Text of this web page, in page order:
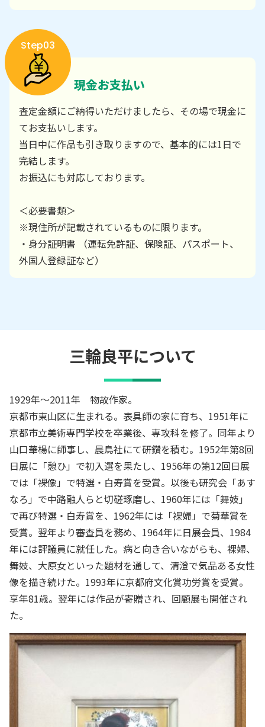
Step03
現金お支払い
査定金額にご納得いただけましたら、その場で現金に
てお支払いします。
当日中に作品も引き取りますので、基本的には1日で
完結します。
お振込にも対応しております。
＜必要書類＞
※現住所が記載されているものに限ります。
・身分証明書 （運転免許証、保険証、パスポート、
外国人登録証など）
三輪良平について
1929年～2011年 物故作家。
京都市東山区に生まれる。表具師の家に育ち、1951年に
京都市立美術専門学校を卒業後、専攻科を修了。同年より
山口華楊に師事し、晨鳥社にて研鑽を積む。1952年第8回
日展に「憩ひ」で初入選を果たし、1956年の第12回日展
では「裸像」で特選・白寿賞を受賞。以後も研究会「あす
なろ」で中路融人らと切磋琢磨し、1960年には「舞妓」
で再び特選・白寿賞を、1962年には「裸婦」で菊華賞を
受賞。翌年より審査員を務め、1964年に日展会員、1984
年には評議員に就任した。病と向き合いながらも、裸婦、
舞妓、大原女といった題材を通して、清澄で気品ある女性
像を描き続けた。1993年に京都府文化賞功労賞を受賞。
享年81歳。翌年には作品が寄贈され、回顧展も開催され
た。